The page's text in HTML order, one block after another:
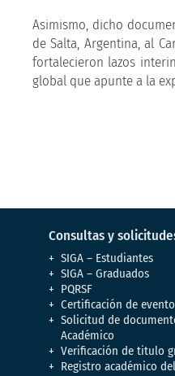
Asimismo, dicho
de Salta, Argentina, al
fortalecieron lazos
global que apunte a la
Consultas y
SIGA – Estudiantes
SIGA – Graduados
PQRSF
Certificación de
Solicitud de
Académico
Verificación de titulo
Registro académico